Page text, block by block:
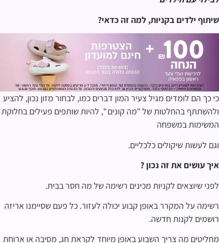
שיתוף ילדים בקניות, למה זה כדאי?
כי כך הם לומדים מגיל צעיר המון דברים כמו, לבחור מזון נכון, להציע
ולהשתתף בהחלטות של "מה קונים ", להיות שותפים פעילים בחלוקת
המשימות במשפחה
וגם לעשות שיקולים כלכליים.
איך עושים את זה נכון ?
לפני שיוצאים לקניות מכינים רשימה של מה חסר בבית.
רשימה על המקרר באופן קבוע יכולה לעזור. כל פעם שסיימנו אריזה
רושמים לקנות חדשה.
מחליטים מה צריך השבוע באופן מיוחד לקראת חג, מסיבה או ארוחת